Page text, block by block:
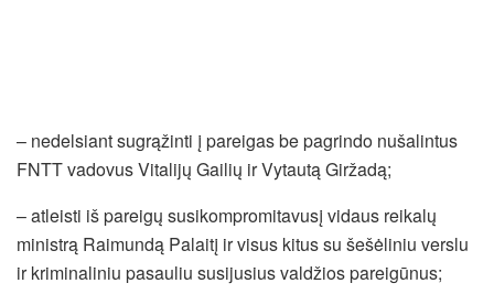
– nedelsiant sugrąžinti į pareigas be pagrindo nušalintus
FNTT vadovus Vitalijų Gailių ir Vytautą Giržadą;
– atleisti iš pareigų susikompromitavusį vidaus reikalų
ministrą Raimundą Palaitį ir visus kitus su šešėliniu verslu
ir kriminaliniu pasauliu susijusius valdžios pareigūnus;